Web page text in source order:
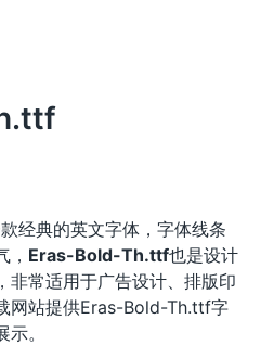
经典的英文字体，字体线条
， Eras-Bold-Th.ttf也是设计
非常适用于广告设计、排版印
网站提供Eras-Bold-Th.ttf字
。